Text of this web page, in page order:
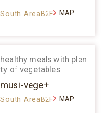
South AreaB2F MAP
healthy meals with plen
ty of vegetables
musi-vege+
South AreaB2F MAP